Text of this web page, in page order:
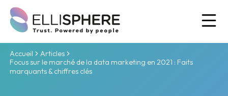
Accueil
Articles
Focus sur le marché de la data marketing en 2021 : Faits
marquants & chiffres clés